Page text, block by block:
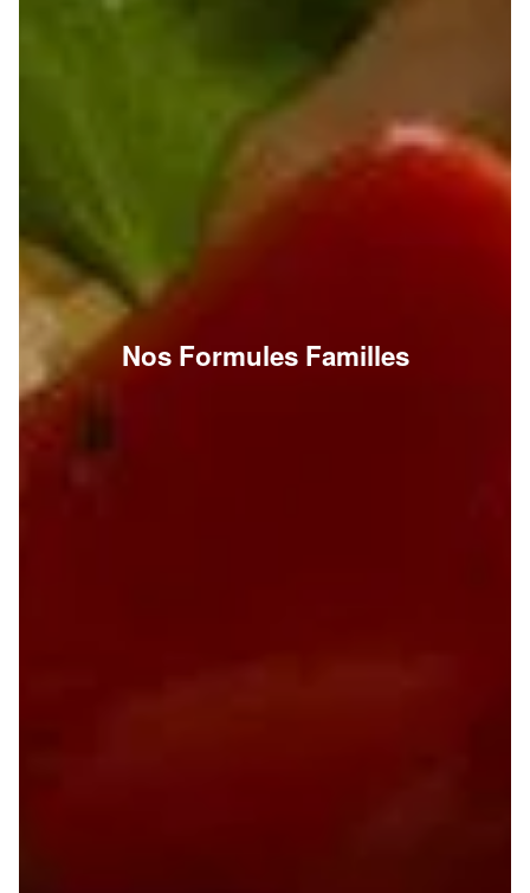
Nos Formules Familles